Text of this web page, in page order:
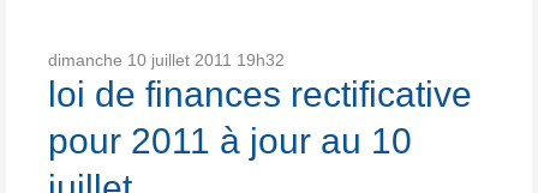
dimanche 10 juillet 2011 19h32
loi de finances rectificative
pour 2011 à jour au 10